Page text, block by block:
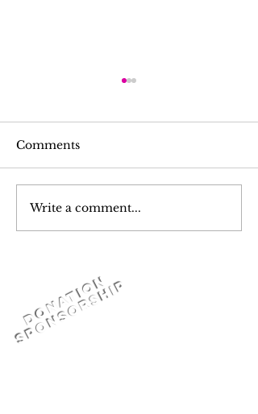
K-YOUTH 춘향제 한국
문화를 사랑하는 친구들이
Comments
Write a comment...
D
o
n
a
t
i
o
n
S
P
O
N
S
O
R
S
H
I
P